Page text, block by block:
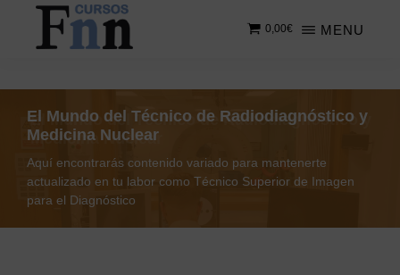
Saltar
contenido
en
cursos
online
MENU
0,00€
El Mundo del Técnico de Radiodiagnóstico y
Medicina Nuclear
Aquí encontrarás contenido variado para mantenerte
actualizado en tu labor como Técnico Superior de Imagen
para el Diagnóstico